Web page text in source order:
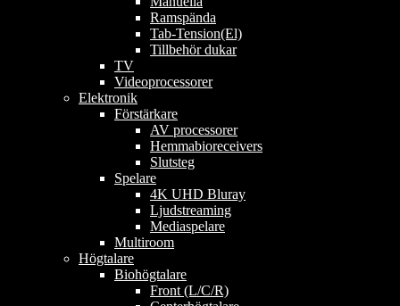
Ramspända
Tab-Tension(El)
Tillbehör dukar
TV
Videoprocessorer
Elektronik
Förstärkare
AV processorer
Hemmabioreceivers
Slutsteg
Spelare
4K UHD Bluray
Ljudstreaming
Mediaspelare
Multiroom
Högtalare
Biohögtalare
Front (L/C/R)